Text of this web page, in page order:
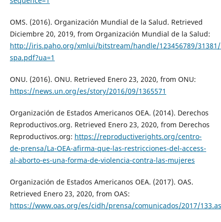
OMS. (2016). Organización Mundial de la Salud. Retrieved
Diciembre 20, 2019, from Organización Mundial de la Salud:
http://iris.paho.org/xmlui/bitstream/handle/123456789/31381/
spa.pdf?ua=1
ONU. (2016). ONU. Retrieved Enero 23, 2020, from ONU:
https://news.un.org/es/story/2016/09/1365571
Organización de Estados Americanos OEA. (2014). Derechos
Reproductivos.org. Retrieved Enero 23, 2020, from Derechos
Reproductivos.org: https://reproductiverights.org/centro-
de-prensa/La-OEA-afirma-que-las-restricciones-del-access-
al-aborto-es-una-forma-de-violencia-contra-las-mujeres
Organización de Estados Americanos OEA. (2017). OAS.
Retrieved Enero 23, 2020, from OAS:
https://www.oas.org/es/cidh/prensa/comunicados/2017/